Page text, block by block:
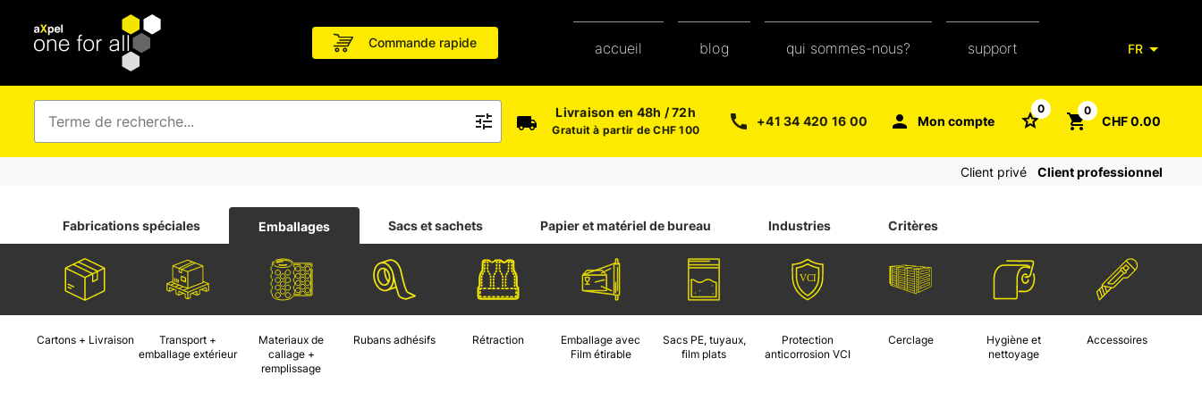
Commande rapide accueil blog qui sommes-nous? support
glossaire de l'emballage
faq
FR
Livraison en 48h / 72h
Gratuit à partir de CHF 100
+41 34 420 16 00 Mon compte
0 0
CHF 0.00
Client privé Client professionnel
Fabrications spéciales Emballages Sacs et sachets Papier et matériel de bureau Industries Critères
Cartons + Livraison
Transport +
emballage extérieur
Materiaux de
callage +
remplissage
Rubans adhésifs Rétraction
Emballage avec
Film étirable
Sacs PE, tuyaux,
film plats
Protection
anticorrosion VCI
Cerclage
Hygiène et
nettoyage
Accessoires